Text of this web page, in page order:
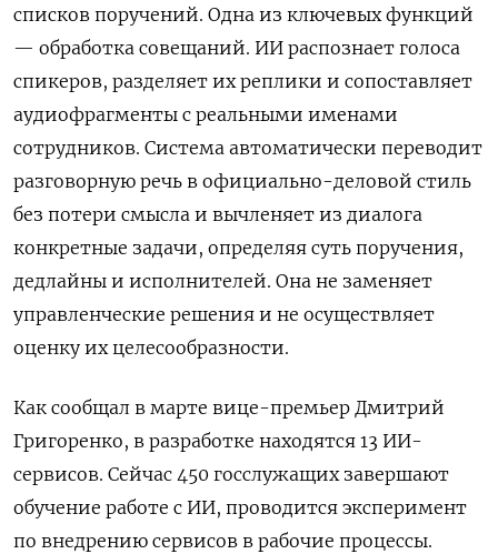
списков поручений. Одна из ключевых функций
— обработка совещаний. ИИ распознает голоса
спикеров, разделяет их реплики и сопоставляет
аудиофрагменты с реальными именами
сотрудников. Система автоматически переводит
разговорную речь в официально-деловой стиль
без потери смысла и вычленяет из диалога
конкретные задачи, определяя суть поручения,
дедлайны и исполнителей. Она не заменяет
управленческие решения и не осуществляет
оценку их целесообразности.
Как сообщал в марте вице-премьер Дмитрий
Григоренко, в разработке находятся 13 ИИ-
сервисов. Сейчас 450 госслужащих завершают
обучение работе с ИИ, проводится эксперимент
по внедрению сервисов в рабочие процессы.